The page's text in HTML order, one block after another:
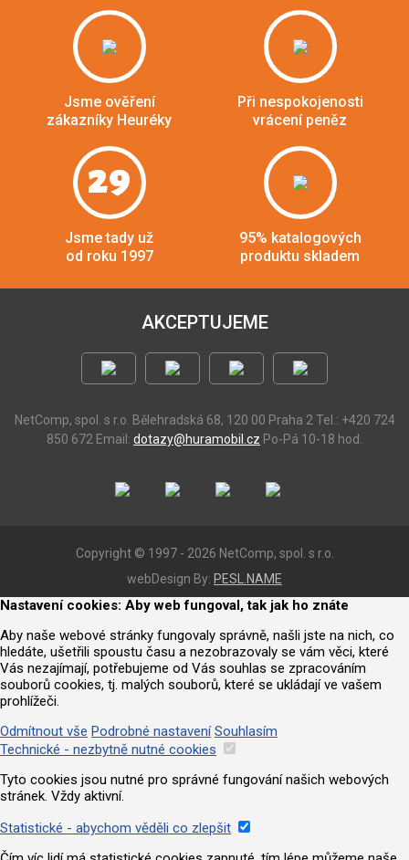
Jsme ověření
zákazníky Heuréky
Při nespokojenosti
vrácení peněz
29
Jsme tady už
od roku 1997
95% katalogových
produktu skladem
AKCEPTUJEME
NetComp, spol. s r.o. Bělehradská 68, 120 00 Praha 2 Tel.: +420 724
850 672 Email: dotazy@huramobil.cz Po-Pá 10-18 hod.
Copyright © 1997 - 2026 NetComp, spol. s r.o.
webDesign By: PESL.NAME
Nastavení cookies: Aby web fungoval, tak jak ho znáte
Aby naše webové stránky fungovaly správně, našli jste na nich, co
hledáte, ušetřili spoustu času a nezobrazovaly se vám věci, které
Vás nezajímají, potřebujeme od Vás souhlas se zpracováním
souborů cookies, tj. malých souborů, které se ukládají ve vašem
prohlížeči.
Odmítnout vše Podrobné nastavení Souhlasím
Technické - nezbytně nutné cookies
Tyto cookies jsou nutné pro správné fungování našich webových
stránek. Vždy aktivní.
Statistické - abychom věděli co zlepšit